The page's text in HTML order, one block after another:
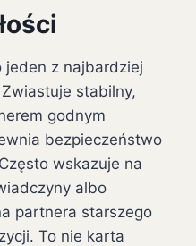
jeden z najbardziej
stabilny,
godnym
bezpieczeństwo
wskazuje na
albo
partnera starszego
To nie karta